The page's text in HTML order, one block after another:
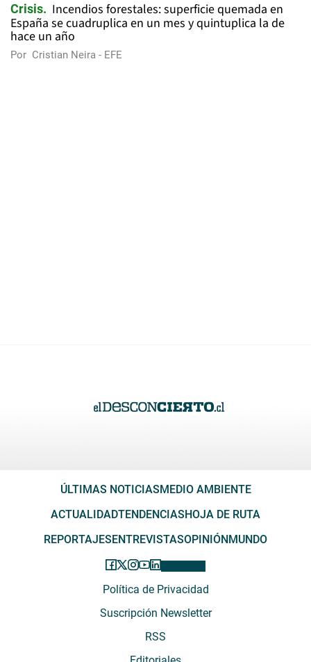
Crisis
Incendios forestales: superficie quemada en
España se cuadruplica en un mes y quintuplica la de
hace un año
Por Cristian Neira - EFE
ÚLTIMAS NOTICIASMEDIO AMBIENTE
ACTUALIDADTENDENCIASHOJA DE RUTA
REPORTAJESENTREVISTASOPINIÓNMUNDO
Política de Privacidad
Suscripción Newsletter
RSS